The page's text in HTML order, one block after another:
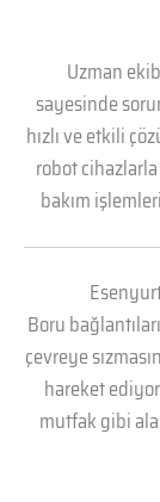
Uzman
sayesinde
hızlı ve etkili
robot
bakım
Boru
çevreye
hareket
mutfak gibi